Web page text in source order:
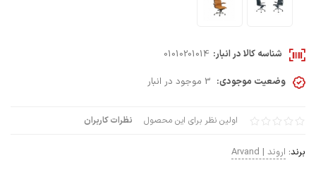
اولین نظر برای این محصول نظرات کاربران
برند: اروند | Arvand
شناسه کالا در انبار: 01010201014
وضعیت موجودی: 3 موجود در انبار